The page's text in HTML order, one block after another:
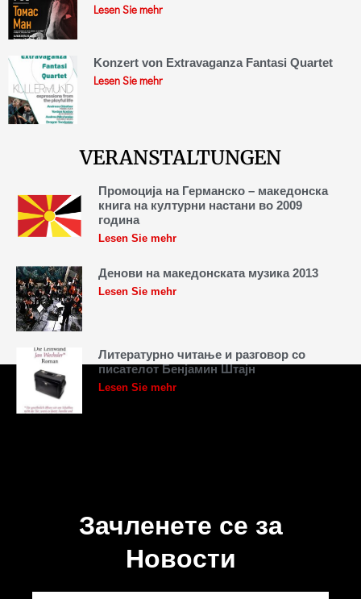
Lesen Sie mehr
Konzert von Extravaganza Fantasi Quartet
Lesen Sie mehr
VERANSTALTUNGEN
Промоција на Германско – македонска
книга на културни настани во 2009
година
Lesen Sie mehr
Денови на македонската музика 2013
Lesen Sie mehr
Литературно читање и разговор со
писателот Бенјамин Штајн
Lesen Sie mehr
Зачленете се за
Новости